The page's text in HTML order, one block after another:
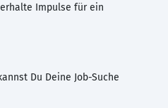
Impulse für ein
Du Deine Job-Suche